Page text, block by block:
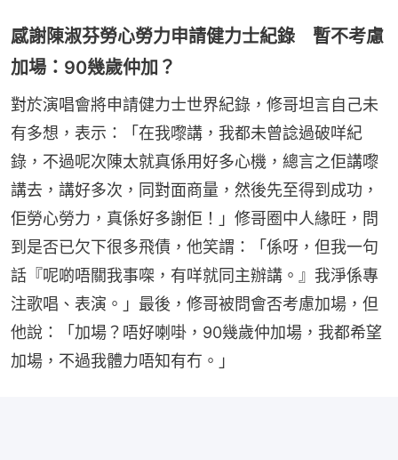
感謝陳淑芬勞心勞力申請健力士紀錄 暫不考慮
加場：90幾歲仲加？
對於演唱會將申請健力士世界紀錄，修哥坦言自己未
有多想，表示：「在我嚟講，我都未曾諗過破咩紀
錄，不過呢次陳太就真係用好多心機，總言之佢講嚟
講去，講好多次，同對面商量，然後先至得到成功，
佢勞心勞力，真係好多謝佢！」修哥圈中人緣旺，問
到是否已欠下很多飛債，他笑謂：「係呀，但我一句
話『呢啲唔關我事㗎，有咩就同主辦講。』我淨係專
注歌唱、表演。」最後，修哥被問會否考慮加場，但
他說：「加場？唔好喇啩，90幾歲仲加場，我都希望
加場，不過我體力唔知有冇。」